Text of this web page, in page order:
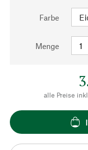
Farbe
Menge
alle Preise